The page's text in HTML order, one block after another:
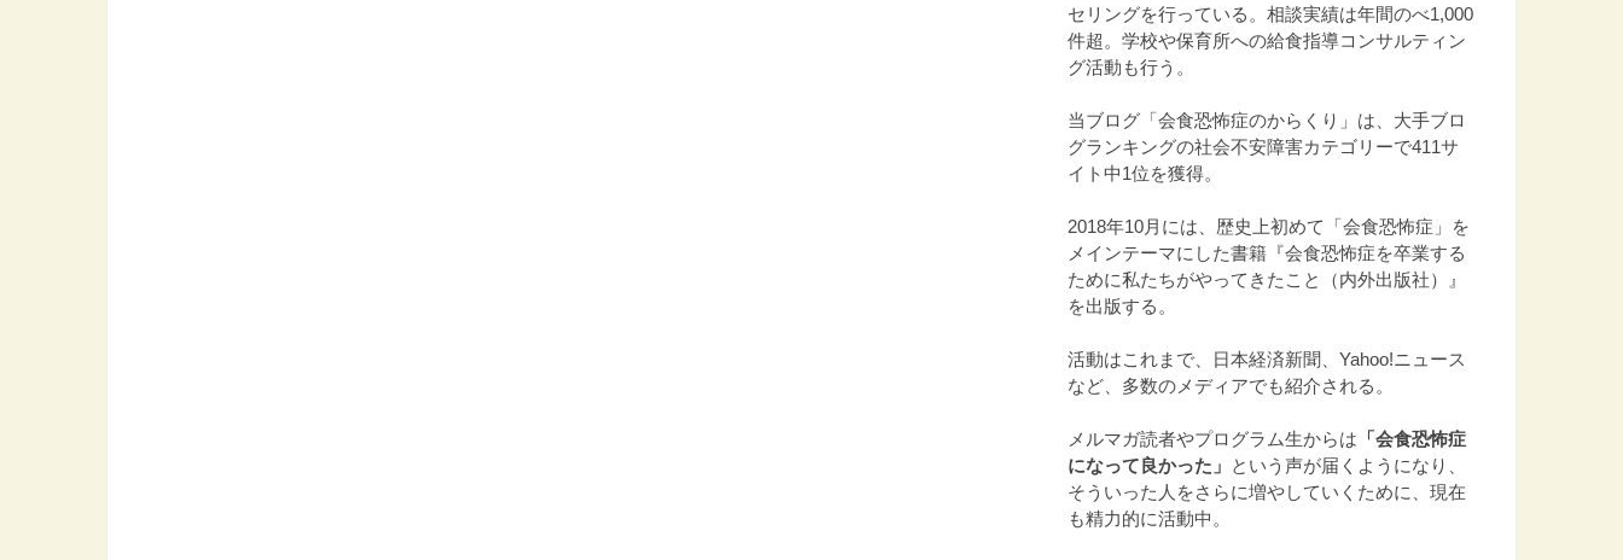
セリングを行っている。相談実績は年間のべ1,000
件超。学校や保育所への給食指導コンサルティン
グ活動も行う。
当ブログ「会食恐怖症のからくり」は、大手ブロ
グランキングの社会不安障害カテゴリーで411サ
イト中1位を獲得。
2018年10月には、歴史上初めて「会食恐怖症」を
メインテーマにした書籍『会食恐怖症を卒業する
ために私たちがやってきたこと（内外出版社）』
を出版する。
活動はこれまで、日本経済新聞、Yahoo!ニュース
など、多数のメディアでも紹介される。
メルマガ読者やプログラム生からは 「会食恐怖症
になって良かった」
という声が届くようになり、
そういった人をさらに増やしていくために、現在
も精力的に活動中。